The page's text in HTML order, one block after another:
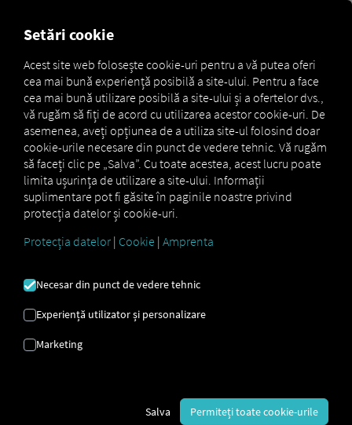
Marketplace Connectors Daf Connect How to
Integrare DAF
Instrucțiuni pas cu pas pentru
tratarea vehiculelor dumneavoastră
RIO a se conecta.
Setări cookie
Acest site web folosește cookie-uri pentru a vă putea oferi
cea mai bună experiență posibilă a site-ului. Pentru a face
cea mai bună utilizare posibilă a site-ului și a ofertelor dvs.,
vă rugăm să fiți de acord cu utilizarea acestor cookie-uri. De
asemenea, aveți opțiunea de a utiliza site-ul folosind doar
cookie-urile necesare din punct de vedere tehnic. Vă rugăm
să faceți clic pe „Salva”. Cu toate acestea, acest lucru poate
limita ușurința de utilizare a site-ului. Informații
suplimentare pot fi găsite în paginile noastre privind
protecția datelor și cookie-uri.
Protecția datelor | Cookie | Amprenta
Necesar din punct de vedere tehnic
Experiență utilizator și personalizare
Marketing
Salva Permiteți toate cookie-urile